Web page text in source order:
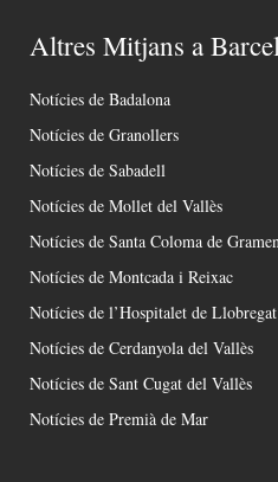
Altres Mitjans a
Notícies de Badalona
Notícies de Granollers
Notícies de Sabadell
Notícies de Mollet del Vallès
Notícies de Santa Coloma de
Notícies de Montcada i Reixac
Notícies de l’Hospitalet de Llobregat
Notícies de Cerdanyola del Vallès
Notícies de Sant Cugat del Vallès
Notícies de Premià de Mar